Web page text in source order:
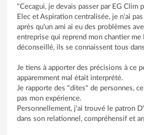
"Cecagui, je devais passer par EG Clim
Elec et Aspiration centralisée, je n'ai
après qu'un ami ai eu des problèmes
entreprise qui reprend mon chantier me
déconseillé, ils se connaissent tous
Je tiens à apporter des précisions à ce
apparemment mal était interprété.
Je rapporte des "dites" de personnes,
pas mon expérience.
Personnellement, j'ai trouvé le patron
dans son relationnel, compréhensif et